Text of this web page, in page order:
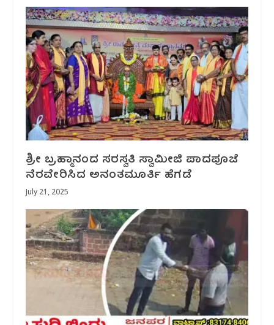
ಶ್ರೀ ಬ್ರಹ್ಮಾನಂದ ಸರಸ್ವತಿ ಸ್ವಾಮೀಜಿ ಪಾದಪೂಜೆ
ನೆರವೇರಿಸಿದ ಅನಂತಮೂರ್ತಿ ಹೆಗಡೆ
July 21, 2025